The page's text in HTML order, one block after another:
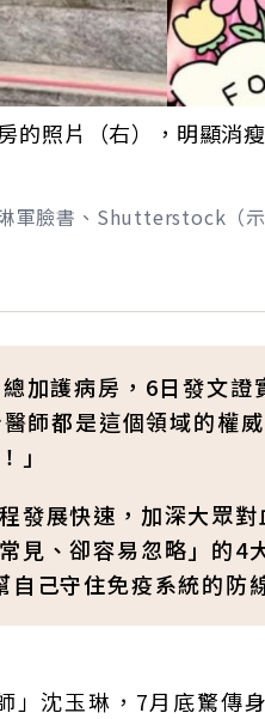
照片（右），明顯消瘦
軍臉書、Shutterstock（示
加護病房，6日發文
師都是這個領域的權
」
發展快速，加深大眾
見、卻容易忽略」的4
己守住免疫系統的防
」沈玉琳，7月底驚傳